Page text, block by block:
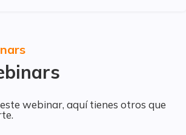
webinar, aquí tienes otros que